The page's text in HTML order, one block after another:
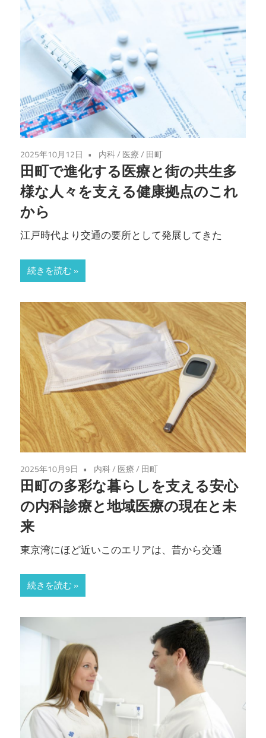
2025年10月12日 内科/ 医療/ 田町
田町で進化する医療と街の共生多
様な人々を支える健康拠点のこれ
から
江戸時代より交通の要所として発展してきた
続きを読む
2025年10月9日 内科/ 医療/ 田町
田町の多彩な暮らしを支える安心
の内科診療と地域医療の現在と未
来
東京湾にほど近いこのエリアは、昔から交通
続きを読む